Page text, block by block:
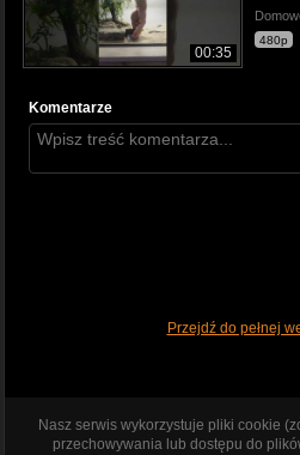
00:35
480p
Komentarze
Przejdź do pełnej
Nasz serwis wykorzystuje pliki cookie
przechowywania lub dostępu do